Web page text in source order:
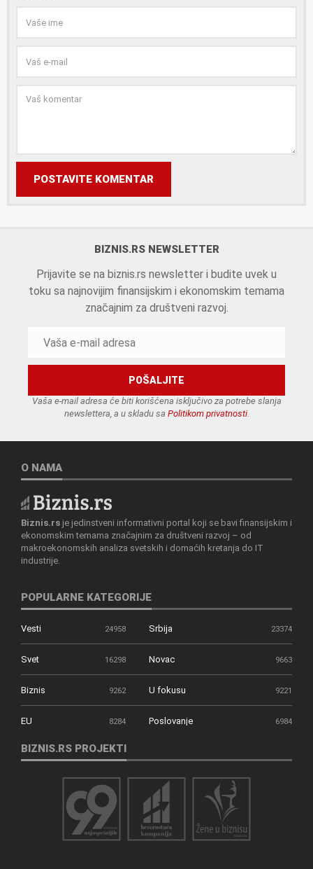
POSTAVITE KOMENTAR
BIZNIS.RS NEWSLETTER
Prijavite se na biznis.rs newsletter i budite uvek u
toku sa najnovijim finansijskim i ekonomskim temama
značajnim za društveni razvoj.
Vaša e-mail adresa će biti korišćena isključivo za potrebe slanja
newslettera, a u skladu sa Politikom privatnosti.
O NAMA
Biznis.rs je jedinstveni informativni portal koji se bavi finansijskim i
ekonomskim temama značajnim za društveni razvoj – od
makroekonomskih analiza svetskih i domaćih kretanja do IT
industrije.
POPULARNE KATEGORIJE
Vesti 24958 Srbija 23374
Svet 16298 Novac 9663
Biznis 9262 U fokusu 9221
EU 8284 Poslovanje 6984
BIZNIS.RS PROJEKTI